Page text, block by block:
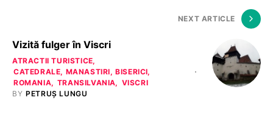
NEXT ARTICLE
Vizită fulger în Viscri
ATRACTII TURISTICE
CATEDRALE, MANASTIRI, BISERICI
ROMANIA
TRANSILVANIA
VISCRI
BY PETRUȘ LUNGU